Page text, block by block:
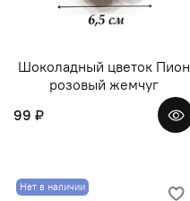
Шоколадный цветок Пион
розовый жемчуг
99 ₽
Нет в наличии